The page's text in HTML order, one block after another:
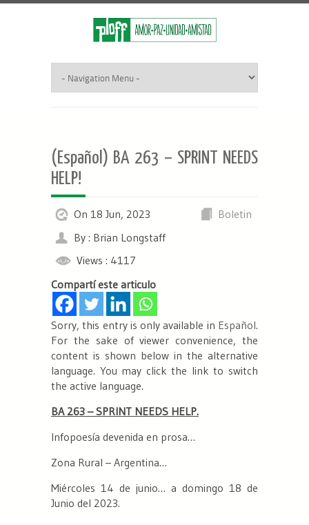
(Español) BA 263 – SPRINT NEEDS
HELP!
On 18 Jun, 2023
Boletin
By : Brian Longstaff
Views : 4117
Compartí este articulo
Sorry, this entry is only available in Español.
For the sake of viewer convenience, the
content is shown below in the alternative
language. You may click the link to switch
the active language.
BA 263 – SPRINT NEEDS HELP.
Infopoesía devenida en prosa…
Zona Rural – Argentina…
Miércoles 14 de junio… a domingo 18 de
Junio del 2023.